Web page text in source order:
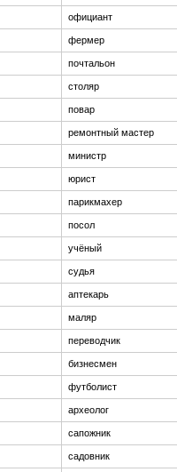
официант
фермер
почтальон
столяр
повар
ремонтный мастер
министр
юрист
парикмахер
посол
учёный
судья
аптекарь
маляр
переводчик
бизнесмен
футболист
археолог
сапожник
садовник